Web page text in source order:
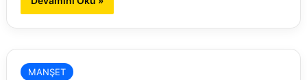
MANŞET